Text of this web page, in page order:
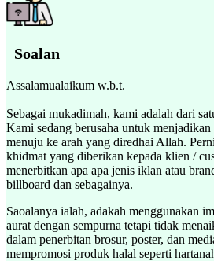
Soalan
Assalamualaikum w.b.t.
Sebagai mukadimah, kami adalah dari
Kami sedang berusaha untuk
menuju ke arah yang diredhai Allah.
khidmat yang diberikan kepada klien /
menerbitkan apa apa jenis iklan atau
billboard dan sebagainya.
Saoalanya ialah, adakah menggunakan
aurat dengan sempurna tetapi tidak
dalam penerbitan brosur, poster, dan
mempromosi produk halal seperti